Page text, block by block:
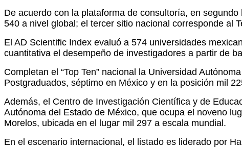
De acuerdo con la plataforma de consultoría, en
540 a nivel global; el tercer sitio nacional corresponde al
El AD Scientific Index evaluó a 574 universidades
cuantitativa el desempeño de investigadores a partir de
Completan el “Top Ten” nacional la Universidad
Postgraduados, séptimo en México y en la posición mil
Además, el Centro de Investigación Científica y de
Autónoma del Estado de México, que ocupa el noveno
Morelos, ubicada en el lugar mil 297 a escala mundial.
En el escenario internacional, el listado es liderado por